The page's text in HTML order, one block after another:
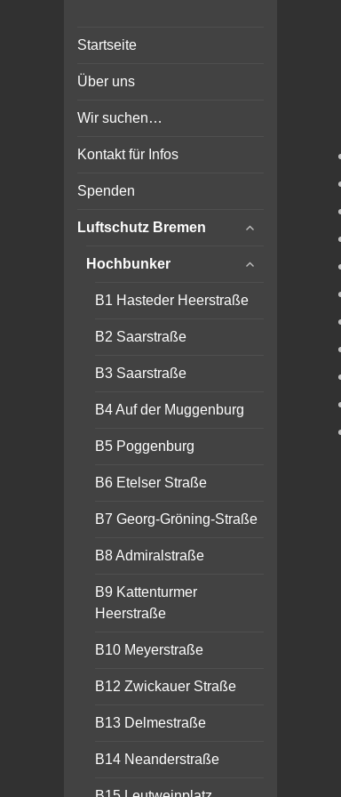
Bunker-Kiel.com
Wilhelmshaven Flensburg
Rendsburg Luftschutz Stollen
Startseite
Über uns
Wir suchen…
Kontakt für Infos
Spenden
Luftschutz Bremen
expand
menu
Hochbunker
expand
menu
B1 Hasteder Heerstraße
B2 Saarstraße
B3 Saarstraße
B4 Auf der Muggenburg
B5 Poggenburg
B6 Etelser Straße
B7 Georg-Gröning-Straße
B8 Admiralstraße
B9 Kattenturmer
Heerstraße
B10 Meyerstraße
B12 Zwickauer Straße
B13 Delmestraße
B14 Neanderstraße